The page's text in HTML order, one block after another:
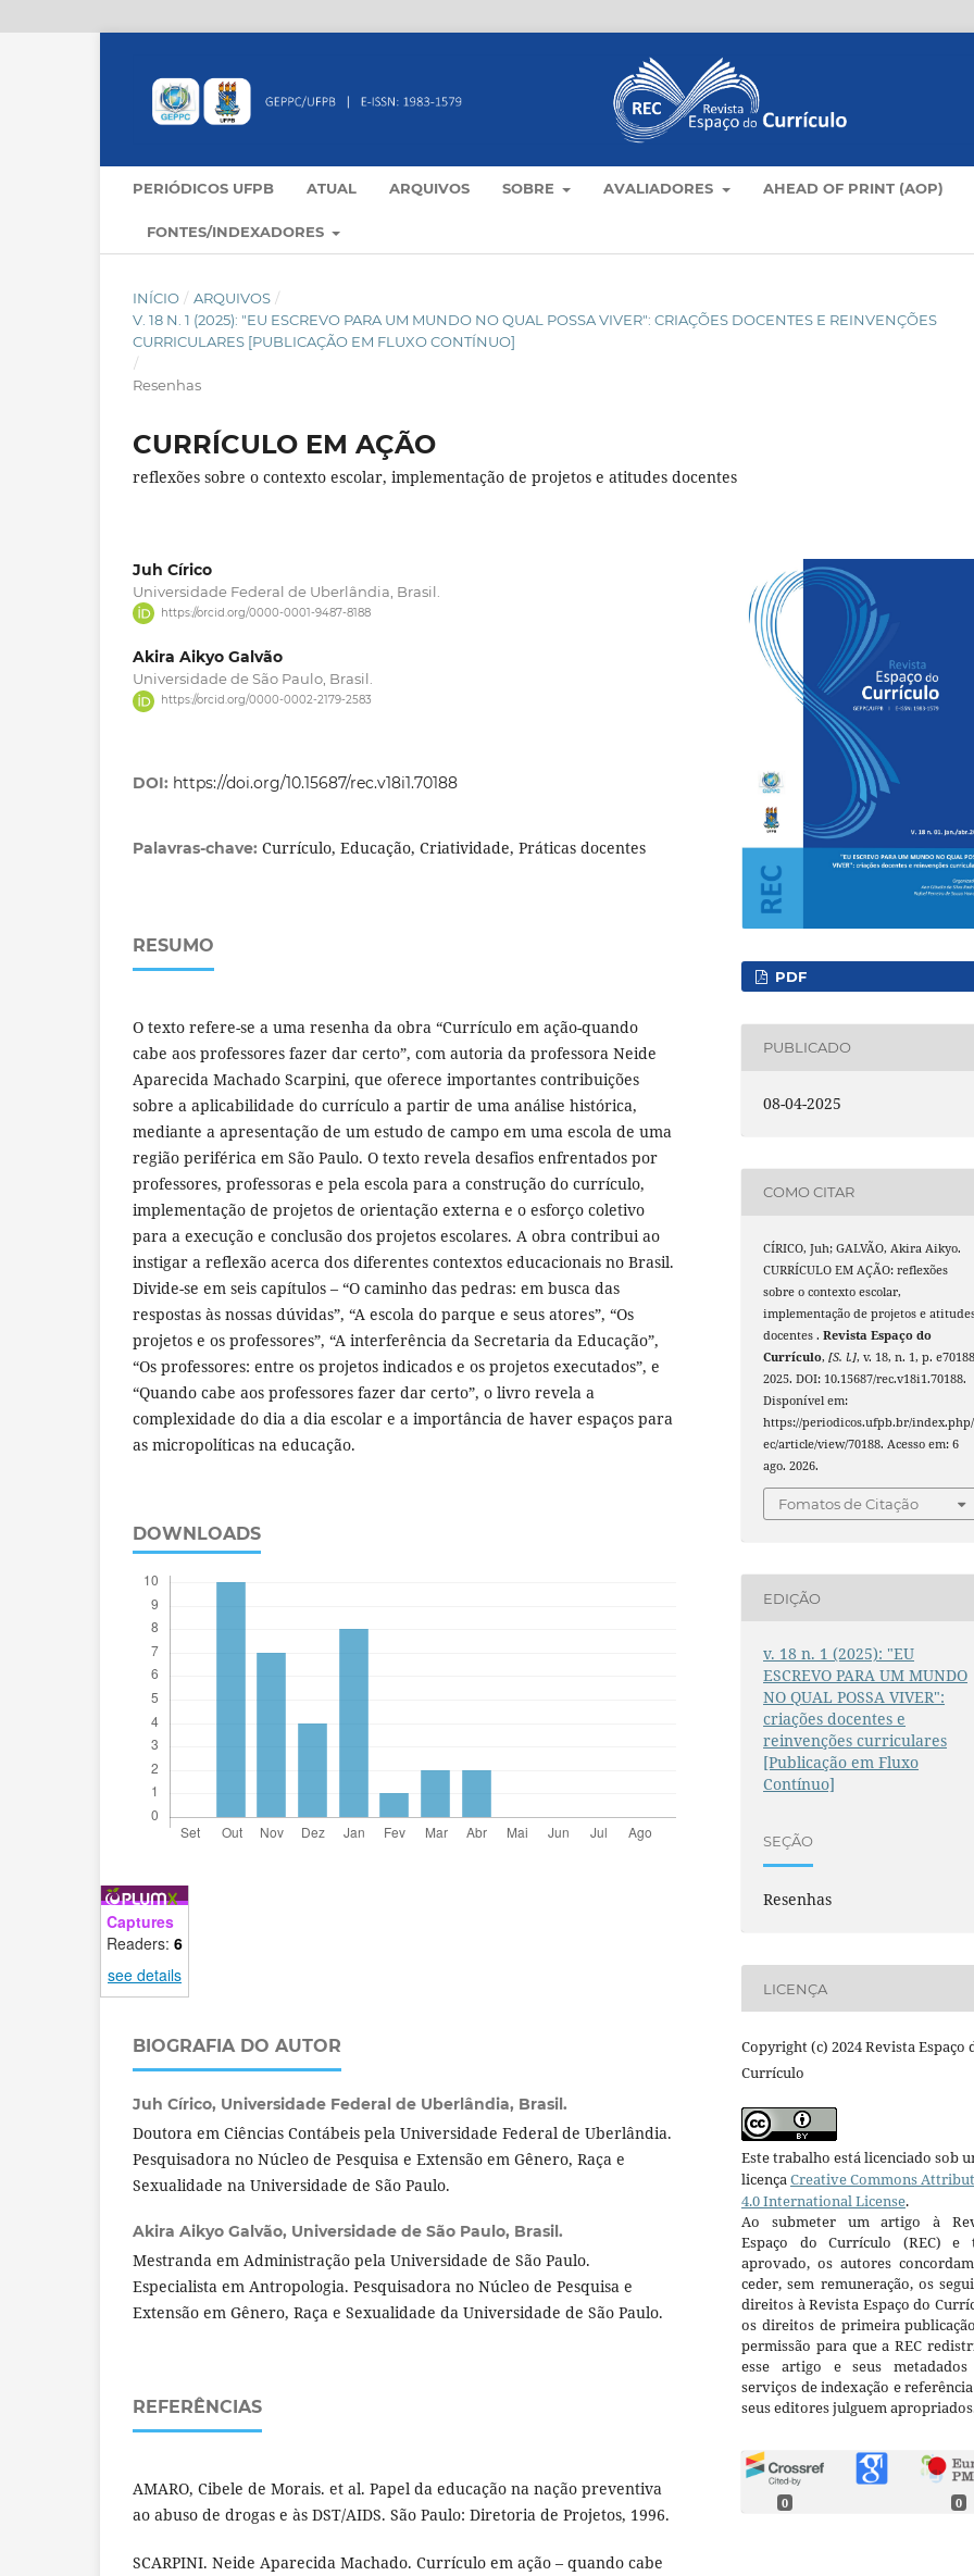
PERIÓDICOS UFPB ATUAL ARQUIVOS SOBRE AVALIADORES AHEAD OF PRINT (AOP)
FONTES/INDEXADORES
INÍCIO / ARQUIVOS /
V. 18 N. 1 (2025): "EU ESCREVO PARA UM MUNDO NO QUAL POSSA VIVER": CRIAÇÕES DOCENTES E REINVENÇÕES
CURRICULARES [PUBLICAÇÃO EM FLUXO CONTÍNUO]
/
Resenhas
CURRÍCULO EM AÇÃO
reflexões sobre o contexto escolar, implementação de projetos e atitudes docentes
Juh Círico
Universidade Federal de Uberlândia, Brasil.
https://orcid.org/0000-0001-9487-8188
Akira Aikyo Galvão
Universidade de São Paulo, Brasil.
https://orcid.org/0000-0002-2179-2583
DOI: https://doi.org/10.15687/rec.v18i1.70188
Palavras-chave: Currículo, Educação, Criatividade, Práticas docentes
RESUMO
O texto refere-se a uma resenha da obra “Currículo em ação-quando
cabe aos professores fazer dar certo”, com autoria da professora Neide
Aparecida Machado Scarpini, que oferece importantes contribuições
sobre a aplicabilidade do currículo a partir de uma análise histórica,
mediante a apresentação de um estudo de campo em uma escola de uma
região periférica em São Paulo. O texto revela desafios enfrentados por
professores, professoras e pela escola para a construção do currículo,
implementação de projetos de orientação externa e o esforço coletivo
para a execução e conclusão dos projetos escolares. A obra contribui ao
instigar a reflexão acerca dos diferentes contextos educacionais no Brasil.
Divide-se em seis capítulos – “O caminho das pedras: em busca das
respostas às nossas dúvidas”, “A escola do parque e seus atores”, “Os
projetos e os professores”, “A interferência da Secretaria da Educação”,
“Os professores: entre os projetos indicados e os projetos executados”, e
“Quando cabe aos professores fazer dar certo”, o livro revela a
complexidade do dia a dia escolar e a importância de haver espaços para
as micropolíticas na educação.
DOWNLOADS
Captures
Readers: 6
see details
BIOGRAFIA DO AUTOR
Juh Círico, Universidade Federal de Uberlândia, Brasil.
Doutora em Ciências Contábeis pela Universidade Federal de Uberlândia.
Pesquisadora no Núcleo de Pesquisa e Extensão em Gênero, Raça e
Sexualidade na Universidade de São Paulo.
Akira Aikyo Galvão, Universidade de São Paulo, Brasil.
Mestranda em Administração pela Universidade de São Paulo.
Especialista em Antropologia. Pesquisadora no Núcleo de Pesquisa e
Extensão em Gênero, Raça e Sexualidade da Universidade de São Paulo.
REFERÊNCIAS
AMARO, Cibele de Morais. et al. Papel da educação na nação preventiva
ao abuso de drogas e às DST/AIDS. São Paulo: Diretoria de Projetos, 1996.
SCARPINI. Neide Aparecida Machado. Currículo em ação – quando cabe
PDF
PUBLICADO
08-04-2025
COMO CITAR
CÍRICO, Juh; GALVÃO, Akira Aikyo.
CURRÍCULO EM AÇÃO: reflexões
sobre o contexto escolar,
implementação de projetos e
docentes .Revista Espaço do
Currículo,[S. l.], v. 18, n. 1, p.
2025. DOI: 10.15687/rec.v18i1.70188.
Disponível em:
https://periodicos.ufpb.br/
ec/article/view/70188. Acesso em: 6
ago. 2026.
Fomatos de Citação
EDIÇÃO
v. 18 n. 1 (2025): "EU
ESCREVO PARA UM MUNDO
NO QUAL POSSA VIVER":
criações docentes e
reinvenções curriculares
[Publicação em Fluxo
Contínuo]
SEÇÃO
Resenhas
LICENÇA
Copyright (c) 2024 Revista Espaço
Currículo
Este trabalho está licenciado sob
licençaCreative Commons
4.0 International License.
Ao submeter um artigo à
Espaço do Currículo (REC) e
aprovado, os autores
ceder, sem remuneração, os
direitos à Revista Espaço do
os direitos de primeira
permissão para que a REC
esse artigo e seus metadados
serviços de indexação e
seus editores julguem
0 0